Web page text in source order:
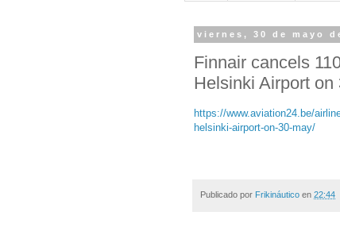
viernes, 30 de mayo
Finnair cancels
Helsinki Airport on
https://www.aviation24.be/
helsinki-airport-on-30-may/
Publicado por Frikináutico en 22:44